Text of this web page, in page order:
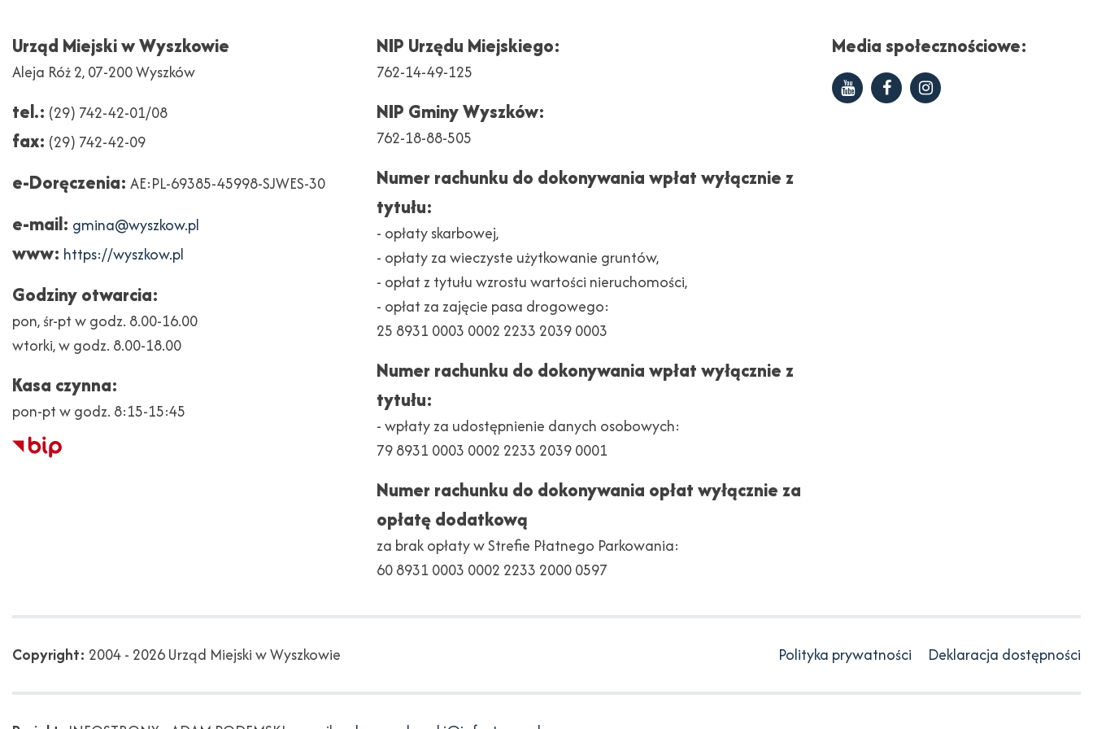
Urząd Miejski w Wyszkowie
Aleja Róż 2, 07-200 Wyszków
tel.: (29) 742-42-01/08
fax: (29) 742-42-09
e-Doręczenia: AE:PL-69385-45998-SJWES-30
e-mail: gmina@wyszkow.pl
www: https://wyszkow.pl
Godziny otwarcia:
pon, śr-pt w godz. 8.00-16.00
wtorki, w godz. 8.00-18.00
Kasa czynna:
pon-pt w godz. 8:15-15:45
Biuletyn
NIP Urzędu Miejskiego:
762-14-49-125
NIP Gminy Wyszków:
762-18-88-505
Numer rachunku do dokonywania wpłat wyłącznie z
tytułu:
- opłaty skarbowej,
- opłaty za wieczyste użytkowanie gruntów,
- opłat z tytułu wzrostu wartości nieruchomości,
- opłat za zajęcie pasa drogowego:
25 8931 0003 0002 2233 2039 0003
Numer rachunku do dokonywania wpłat wyłącznie z
tytułu:
- wpłaty za udostępnienie danych osobowych:
79 8931 0003 0002 2233 2039 0001
Numer rachunku do dokonywania opłat wyłącznie za
opłatę dodatkową
za brak opłaty w Strefie Płatnego Parkowania:
60 8931 0003 0002 2233 2000 0597
Media społecznościowe:
YoutubeFacebookInstagram
Copyright
Copyright: 2004 - 2026 Urząd Miejski w Wyszkowie Polityka prywatności Deklaracja dostępności